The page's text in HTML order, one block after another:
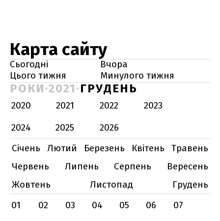
Карта сайту
Сьогодні
Вчора
Цього тижня
Минулого тижня
РОКИ 2021 ГРУДЕНЬ
2020 2021 2022
2023
2024
2025
2026
Січень
Лютий Березень Квітень
Травень
Червень
Липень Серпень
Вересень
Жовтень
Листопад
Грудень
01
02 03 04 05 06
07